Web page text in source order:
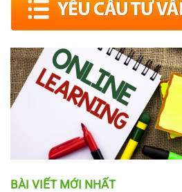
BÀI VIẾT MỚI NHẤT